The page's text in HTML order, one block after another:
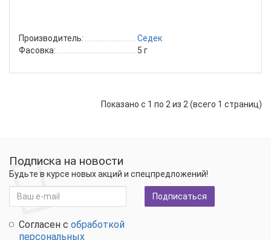
Производитель:
Седек
Фасовка:
5 г
Показано с 1 по 2 из 2 (всего 1 страниц)
Подписка на новости
Будьте в курсе новых акций и спецпредложений!
Согласен с обработкой
персональных
Подписаться